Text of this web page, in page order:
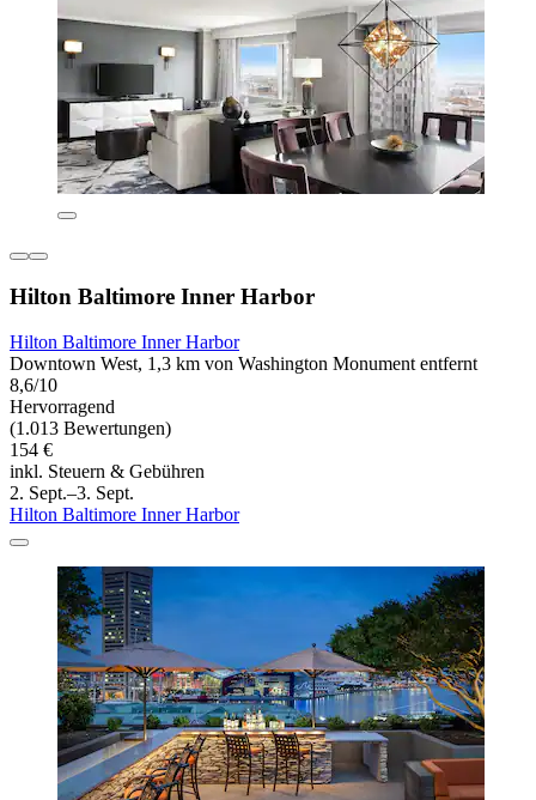
Hilton Baltimore Inner Harbor
Hilton Baltimore Inner Harbor
Downtown West, 1,3 km von Washington Monument entfernt
8,6/10
Hervorragend
(1.013 Bewertungen)
154 €
inkl. Steuern & Gebühren
2. Sept.–3. Sept.
Hilton Baltimore Inner Harbor